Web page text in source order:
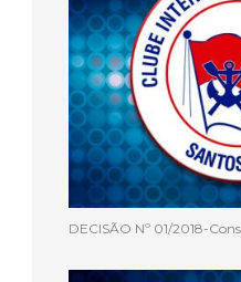
DECISÃO Nº 01/2018-